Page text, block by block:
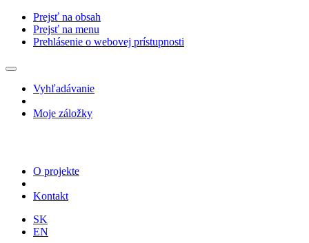
Prejsť na obsah
Prejsť na menu
Prehlásenie o webovej prístupnosti
Vyhľadávanie
Moje záložky
O projekte
Kontakt
SK
EN